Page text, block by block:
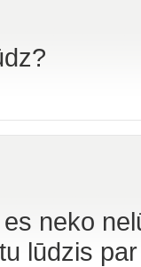
neko
lūdzis